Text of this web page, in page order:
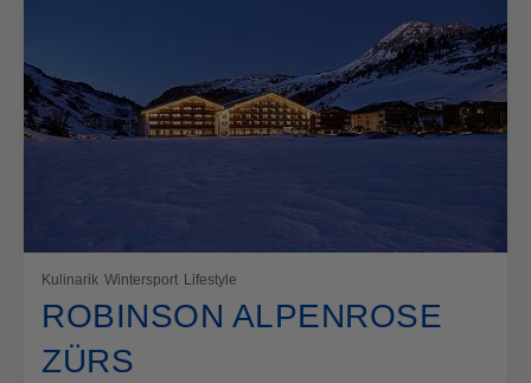
Kulinarik Wintersport Lifestyle
ROBINSON ALPENROSE
ZÜRS